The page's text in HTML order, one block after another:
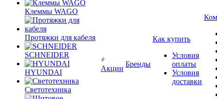
Клеммы WAGO
Протяжки для кабеля
SCHNEIDER
HYUNDAI
Светотехника
Акции
Бренды
Как купить
Условия
оплаты
Условия
доставки